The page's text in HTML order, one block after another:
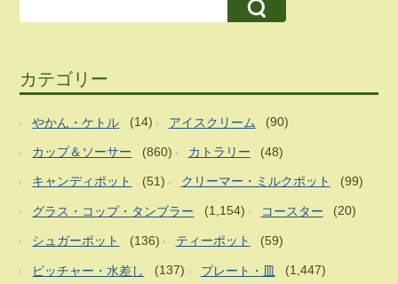
カテゴリー
やかん・ケトル (14) アイスクリーム (90)
カップ＆ソーサー (860) カトラリー (48)
キャンディポット (51) クリーマー・ミルクポット (99)
グラス・コップ・タンブラー (1,154) コースター (20)
シュガーポット (136) ティーポット (59)
ピッチャー・水差し (137) プレート・皿 (1,447)